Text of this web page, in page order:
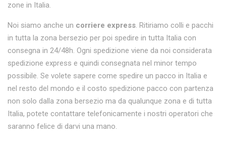
zone in Italia.
Noi siamo anche un corriere express. Ritiriamo colli e pacchi
in tutta la zona bersezio per poi spedire in tutta Italia con
consegna in 24/48h. Ogni spedizione viene da noi considerata
spedizione express e quindi consegnata nel minor tempo
possibile. Se volete sapere come spedire un pacco in Italia e
nel resto del mondo e il costo spedizione pacco con partenza
non solo dalla zona bersezio ma da qualunque zona e di tutta
Italia, potete contattare telefonicamente i nostri operatori che
saranno felice di darvi una mano.